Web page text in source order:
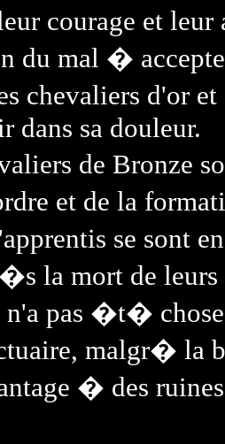
courage et leur
du mal �
chevaliers d'or
dans sa douleur.
de Bronze
et de la
se sont
la mort de
n'a pas �t�
malgr� la
� des